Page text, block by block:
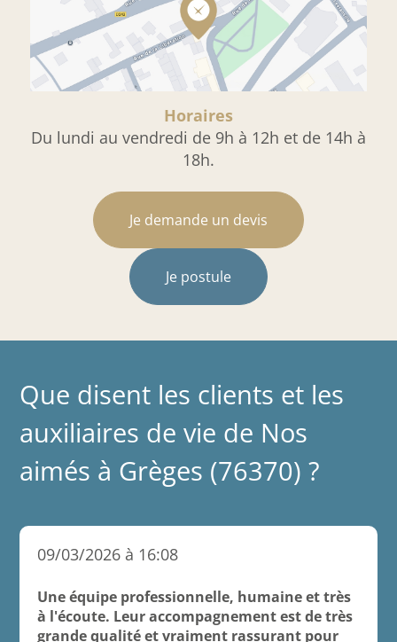
Horaires
Du lundi au vendredi de 9h à 12h et de 14h à
18h.
Je demande un devis
Je postule
Que disent les clients et les
auxiliaires de vie de Nos
aimés à Grèges (76370) ?
09/03/2026 à 16:08
Une équipe professionnelle, humaine et très
à l'écoute. Leur accompagnement est de très
grande qualité et vraiment rassurant pour